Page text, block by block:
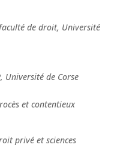
de droit, Université
Université de Corse
et contentieux
privé et sciences